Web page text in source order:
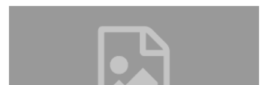
MARKETING FREELANCE KONSULTAN HUKUM